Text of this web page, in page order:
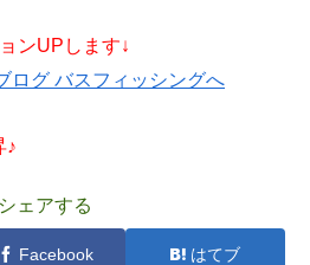
ンUPします↓
♪
シェアする
Facebook はてブ